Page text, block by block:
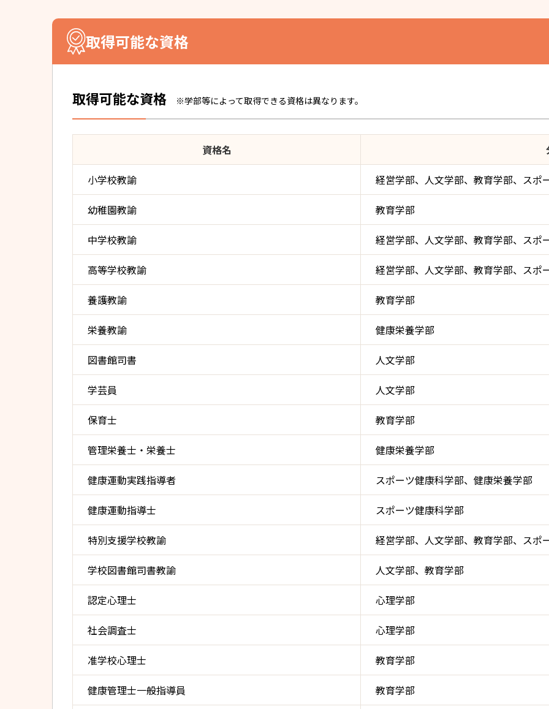
取得可能な資格
取得可能な資格 ※学部等によって取得できる資格は異なります。
資格名
小学校教諭 経営学部、人文学部、教育学部、スポ
幼稚園教諭 教育学部
中学校教諭 経営学部、人文学部、教育学部、スポ
高等学校教諭 経営学部、人文学部、教育学部、スポ
養護教諭 教育学部
栄養教諭 健康栄養学部
図書館司書 人文学部
学芸員 人文学部
保育士 教育学部
管理栄養士・栄養士 健康栄養学部
健康運動実践指導者 スポーツ健康科学部、健康栄養学部
健康運動指導士 スポーツ健康科学部
特別支援学校教諭 経営学部、人文学部、教育学部、スポ
学校図書館司書教諭 人文学部、教育学部
認定心理士 心理学部
社会調査士 心理学部
准学校心理士 教育学部
健康管理士一般指導員 教育学部